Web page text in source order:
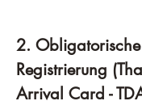
2. Obligatorische
Registrierung
Arrival Card -